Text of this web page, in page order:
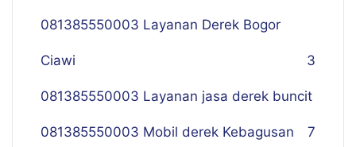
081385550003 Layanan Derek Bogor
Ciawi 3
081385550003 Layanan jasa derek buncit
7
081385550003 Mobil derek Kebagusan